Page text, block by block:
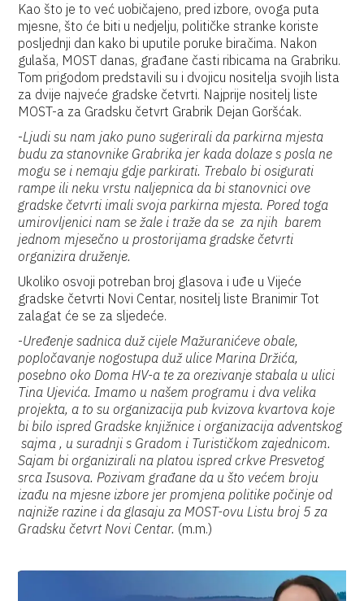
Kao što je to već uobičajeno, pred izbore, ovoga puta
mjesne, što će biti u nedjelju, političke stranke koriste
posljednji dan kako bi uputile poruke biračima. Nakon
gulaša, MOST danas, građane časti ribicama na Grabriku.
Tom prigodom predstavili su i dvojicu nositelja svojih lista
za dvije najveće gradske četvrti. Najprije nositelj liste
MOST-a za Gradsku četvrt Grabrik Dejan Goršćak.
-Ljudi su nam jako puno sugerirali da parkirna mjesta
budu za stanovnike Grabrika jer kada dolaze s posla ne
mogu se i nemaju gdje parkirati. Trebalo bi osigurati
rampe ili neku vrstu naljepnica da bi stanovnici ove
gradske četvrti imali svoja parkirna mjesta. Pored toga
umirovljenici nam se žale i traže da se za njih barem
jednom mjesečno u prostorijama gradske četvrti
organizira druženje.
Ukoliko osvoji potreban broj glasova i uđe u Vijeće
gradske četvrti Novi Centar, nositelj liste Branimir Tot
zalagat će se za sljedeće.
-Uređenje sadnica duž cijele Mažuranićeve obale,
popločavanje nogostupa duž ulice Marina Držića,
posebno oko Doma HV-a te za orezivanje stabala u ulici
Tina Ujevića. Imamo u našem programu i dva velika
projekta, a to su organizacija pub kvizova kvartova koje
bi bilo ispred Gradske knjižnice i organizacija adventskog
sajma , u suradnji s Gradom i Turističkom zajednicom.
Sajam bi organizirali na platou ispred crkve Presvetog
srca Isusova. Pozivam građane da u što većem broju
izađu na mjesne izbore jer promjena politike počinje od
najniže razine i da glasaju za MOST-ovu Listu broj 5 za
Gradsku četvrt Novi Centar. (m.m.)